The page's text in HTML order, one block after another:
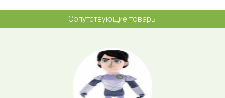
Сопутствующие товары